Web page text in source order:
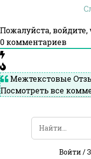
Пожалуйста,
0комментариев
Межтекстовые
Посмотреть все
Войти /